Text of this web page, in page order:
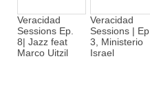
Veracidad
Sessions Ep.
8| Jazz feat
Marco Uitzil
Veracidad
Sessions | Ep.
3, Ministerio
Israel